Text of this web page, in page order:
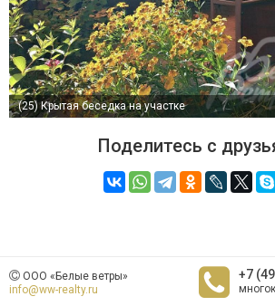
(25)Крытая беседка на участке
Поделитесь с
ООО «Белые ветры»
info@ww-realty.ru
+7